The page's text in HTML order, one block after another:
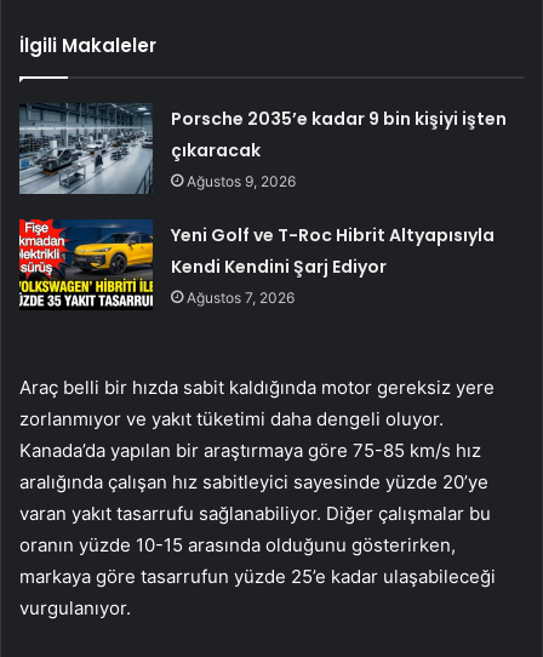
İlgili Makaleler
Porsche 2035’e kadar 9 bin kişiyi işten
çıkaracak
Ağustos 9, 2026
Yeni Golf ve T-Roc Hibrit Altyapısıyla
Kendi Kendini Şarj Ediyor
Ağustos 7, 2026
Araç belli bir hızda sabit kaldığında motor gereksiz yere
zorlanmıyor ve yakıt tüketimi daha dengeli oluyor.
Kanada’da yapılan bir araştırmaya göre 75-85 km/s hız
aralığında çalışan hız sabitleyici sayesinde yüzde 20’ye
varan yakıt tasarrufu sağlanabiliyor. Diğer çalışmalar bu
oranın yüzde 10-15 arasında olduğunu gösterirken,
markaya göre tasarrufun yüzde 25’e kadar ulaşabileceği
vurgulanıyor.